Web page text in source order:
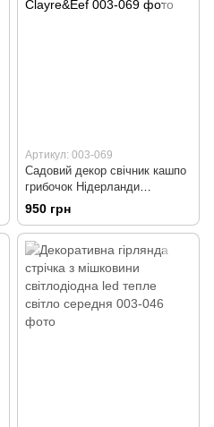
Артикул: 003-069
Садовий декор свічник кашпо
грибочок Нідерланди
Clayre&Eef
950 грн